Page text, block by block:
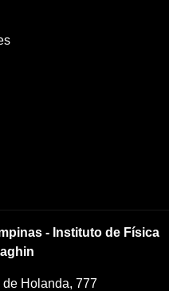
- Instituto de Física
Holanda, 777